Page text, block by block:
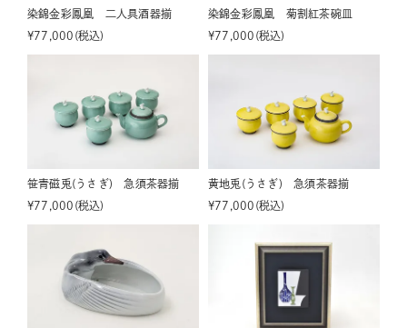
染錦金彩鳳凰 二人具酒器揃
¥77,000 税込
染錦金彩鳳凰 菊割紅茶碗皿
¥77,000 税込
笹青磁兎(うさぎ) 急須茶器揃
¥77,000 税込
黄地兎(うさぎ) 急須茶器揃
¥77,000 税込